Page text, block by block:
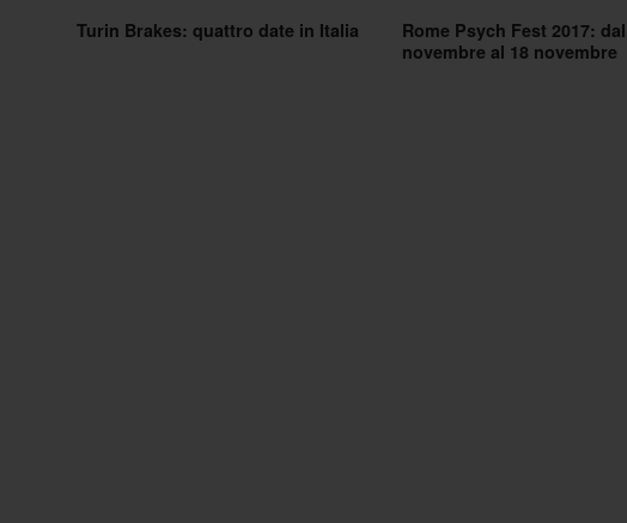
Turin Brakes: quattro date in Italia
Rome Psych Fest 2017:
novembre al 18 novembre